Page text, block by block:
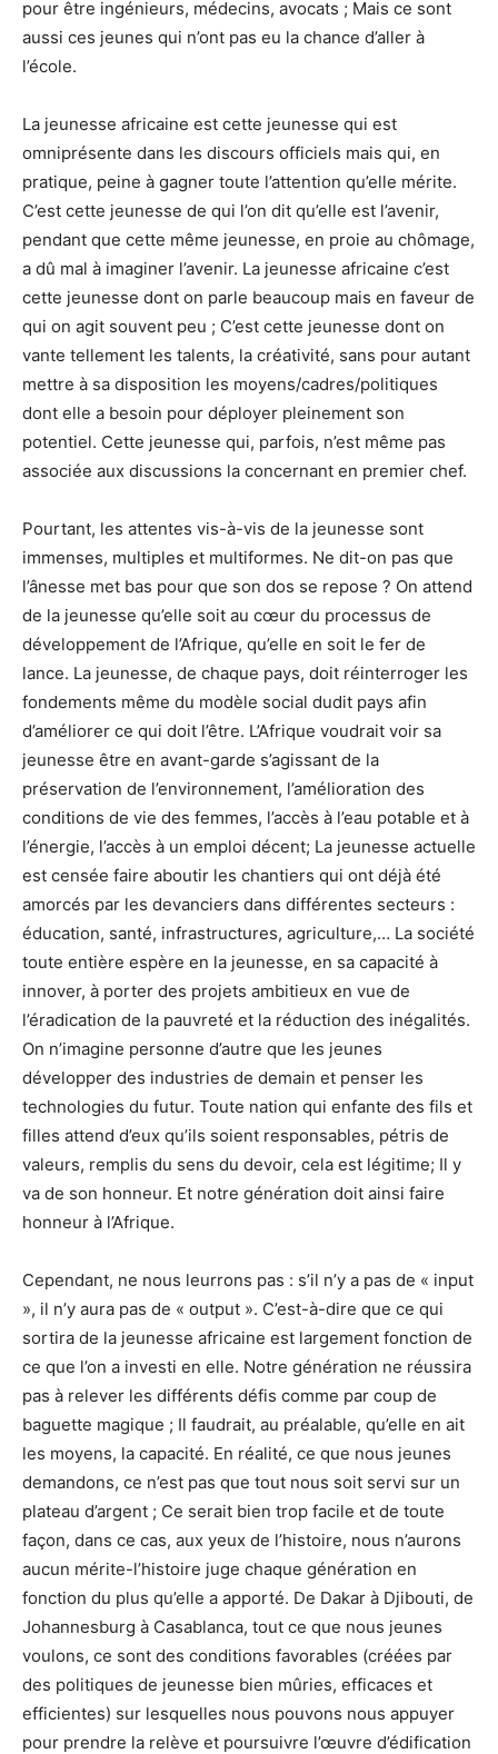
pour être ingénieurs, médecins, avocats ; Mais ce sont
aussi ces jeunes qui n’ont pas eu la chance d’aller à
l’école.
La jeunesse africaine est cette jeunesse qui est
omniprésente dans les discours officiels mais qui, en
pratique, peine à gagner toute l’attention qu’elle mérite.
C’est cette jeunesse de qui l’on dit qu’elle est l’avenir,
pendant que cette même jeunesse, en proie au chômage,
a dû mal à imaginer l’avenir. La jeunesse africaine c’est
cette jeunesse dont on parle beaucoup mais en faveur de
qui on agit souvent peu ; C’est cette jeunesse dont on
vante tellement les talents, la créativité, sans pour autant
mettre à sa disposition les moyens/cadres/politiques
dont elle a besoin pour déployer pleinement son
potentiel. Cette jeunesse qui, parfois, n’est même pas
associée aux discussions la concernant en premier chef.
Pourtant, les attentes vis-à-vis de la jeunesse sont
immenses, multiples et multiformes. Ne dit-on pas que
l’ânesse met bas pour que son dos se repose ? On attend
de la jeunesse qu’elle soit au cœur du processus de
développement de l’Afrique, qu’elle en soit le fer de
lance. La jeunesse, de chaque pays, doit réinterroger les
fondements même du modèle social dudit pays afin
d’améliorer ce qui doit l’être. L’Afrique voudrait voir sa
jeunesse être en avant-garde s’agissant de la
préservation de l’environnement, l’amélioration des
conditions de vie des femmes, l’accès à l’eau potable et à
l’énergie, l’accès à un emploi décent; La jeunesse actuelle
est censée faire aboutir les chantiers qui ont déjà été
amorcés par les devanciers dans différentes secteurs :
éducation, santé, infrastructures, agriculture,… La société
toute entière espère en la jeunesse, en sa capacité à
innover, à porter des projets ambitieux en vue de
l’éradication de la pauvreté et la réduction des inégalités.
On n’imagine personne d’autre que les jeunes
développer des industries de demain et penser les
technologies du futur. Toute nation qui enfante des fils et
filles attend d’eux qu’ils soient responsables, pétris de
valeurs, remplis du sens du devoir, cela est légitime; Il y
va de son honneur. Et notre génération doit ainsi faire
honneur à l’Afrique.
Cependant, ne nous leurrons pas : s’il n’y a pas de « input
», il n’y aura pas de « output ». C’est-à-dire que ce qui
sortira de la jeunesse africaine est largement fonction de
ce que l’on a investi en elle. Notre génération ne réussira
pas à relever les différents défis comme par coup de
baguette magique ; Il faudrait, au préalable, qu’elle en ait
les moyens, la capacité. En réalité, ce que nous jeunes
demandons, ce n’est pas que tout nous soit servi sur un
plateau d’argent ; Ce serait bien trop facile et de toute
façon, dans ce cas, aux yeux de l’histoire, nous n’aurons
aucun mérite-l’histoire juge chaque génération en
fonction du plus qu’elle a apporté. De Dakar à Djibouti, de
Johannesburg à Casablanca, tout ce que nous jeunes
voulons, ce sont des conditions favorables (créées par
des politiques de jeunesse bien mûries, efficaces et
efficientes) sur lesquelles nous pouvons nous appuyer
pour prendre la relève et poursuivre l’œuvre d’édification